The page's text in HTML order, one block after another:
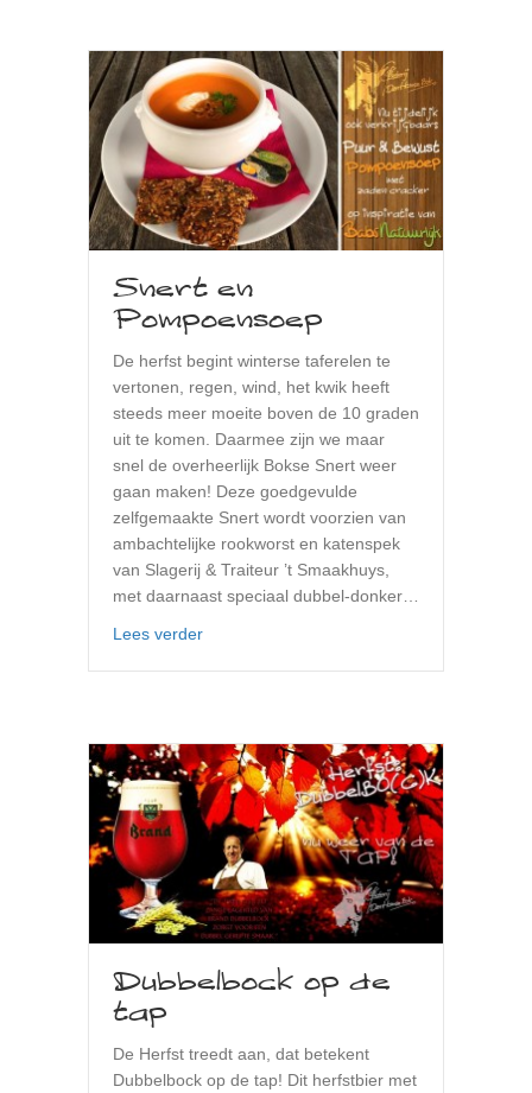
Snert en
Pompoensoep
De herfst begint winterse taferelen te
vertonen, regen, wind, het kwik heeft
steeds meer moeite boven de 10 graden
uit te komen. Daarmee zijn we maar
snel de overheerlijk Bokse Snert weer
gaan maken! Deze goedgevulde
zelfgemaakte Snert wordt voorzien van
ambachtelijke rookworst en katenspek
van Slagerij & Traiteur ’t Smaakhuys,
met daarnaast speciaal dubbel-donker…
Lees verderabout Snert en Pompoensoep
Dubbelbock op de
tap
De Herfst treedt aan, dat betekent
Dubbelbock op de tap! Dit herfstbier met